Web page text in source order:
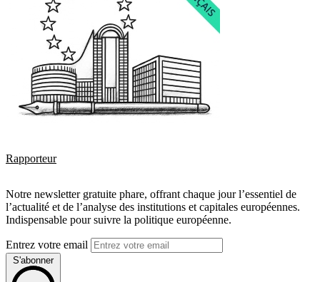
Rapporteur
Notre newsletter gratuite phare, offrant chaque jour l’essentiel de
l’actualité et de l’analyse des institutions et capitales européennes.
Indispensable pour suivre la politique européenne.
Entrez votre email
S'abonner